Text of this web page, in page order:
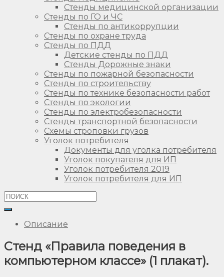
Стенды медицинской организации
Стенды по ГО и ЧС
Стенды по антикоррупции
Стенды по охране труда
Стенды по ПДД
Детские стенды по ПДД
Стенды Дорожные знаки
Стенды по пожарной безопасности
Стенды по строительству
Стенды по технике безопасности работ
Стенды по экологии
Стенды по электробезопасности
Стенды транспортной безопасности
Схемы строповки грузов
Уголок потребителя
Документы для уголка потребителя
Уголок покупателя для ИП
Уголок потребителя 2019
Уголок потребителя для ИП
Описание
Стенд «Правила поведения в
компьютерном классе» (1 плакат).